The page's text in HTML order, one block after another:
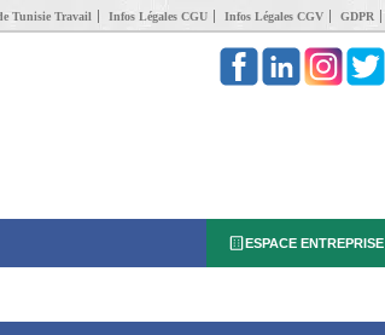
Tunisie Travail Infos Légales CGU Infos Légales CGV GDPR
ESPACE ENTREPRISE